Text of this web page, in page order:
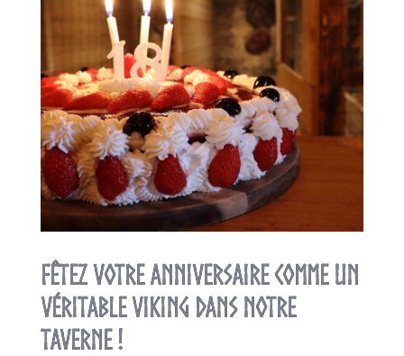
Fêtez votre anniversaire comme un
véritable Viking dans notre
taverne !